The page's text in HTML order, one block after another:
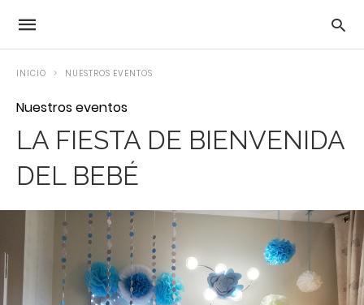
INICIO NUESTROS EVENTOS
Nuestros eventos
LA FIESTA DE BIENVENIDA
DEL BEBÉ